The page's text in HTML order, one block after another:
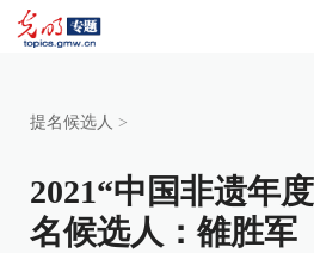
提名候选人 >
2021“中国非遗年
名候选人：雒胜军